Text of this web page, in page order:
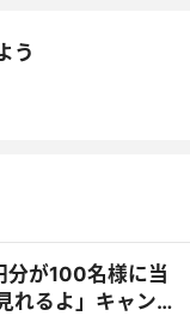
う
が100名様に当
れるよ」キャンペ